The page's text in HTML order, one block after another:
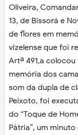
Oliveira,
13, de Bissorá e
de flores em
vizelense que foi
Artª 491,a
memória dos
som da dupla de
Peixoto, foi
do “Toque de
Pátria”, um minuto